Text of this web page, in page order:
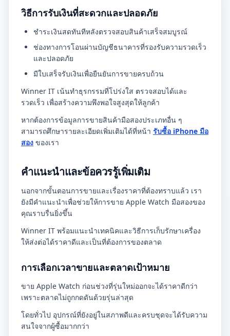
วิธีการรับเงินที่สะดวกและปลอดภัย
ชำระเงินสดทันทีหลังตรวจสอบสินค้าเสร็จสมบูรณ์
ช่องทางการโอนผ่านบัญชีธนาคารที่รองรับความรวดเร็ว
และปลอดภัย
มีใบเสร็จรับเงินเพื่อยืนยันการขายครบถ้วน
Winner IT เน้นทำธุรกรรมที่โปร่งใส ตรวจสอบได้และ
รวดเร็ว เพื่อสร้างความพึงพอใจสูงสุดให้ลูกค้า
หากต้องการข้อมูลการขายสินค้ามือสองประเภทอื่น ๆ
สามารถศึกษารายละเอียดเพิ่มเติมได้ที่หน้า รับซื้อ iPhone มือ
สอง ของเรา
คำแนะนำและข้อควรรู้เพิ่มเติม
นอกจากขั้นตอนการขายและเรื่องราคาที่ต้องทราบแล้ว เรา
ยังมีคำแนะนำเพื่อช่วยให้การขาย Apple Watch มือสองของ
คุณราบรื่นยิ่งขึ้น
Winner IT พร้อมแนะนำเทคนิคและวิธีการเก็บรักษาเครื่อง
ให้ส่งต่อได้ราคาดีและเป็นที่ต้องการของตลาด
การเลือกเวลาขายและตลาดเป้าหมาย
ขาย Apple Watch ก่อนช่วงที่รุ่นใหม่ออกจะได้ราคาดีกว่า
เพราะตลาดไม่ถูกกดดันด้วยรุ่นล่าสุด
โดยทั่วไป อุปกรณ์ที่ยังอยู่ในสภาพดีและครบชุดจะได้รับความ
สนใจจากผู้ซื้อมากกว่า